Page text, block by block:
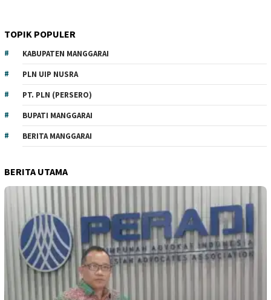
TOPIK POPULER
KABUPATEN MANGGARAI
PLN UIP NUSRA
PT. PLN (PERSERO)
BUPATI MANGGARAI
BERITA MANGGARAI
BERITA UTAMA